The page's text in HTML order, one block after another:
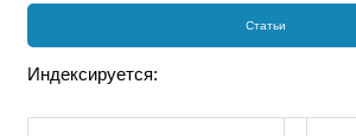
Статьи
Индексируется: